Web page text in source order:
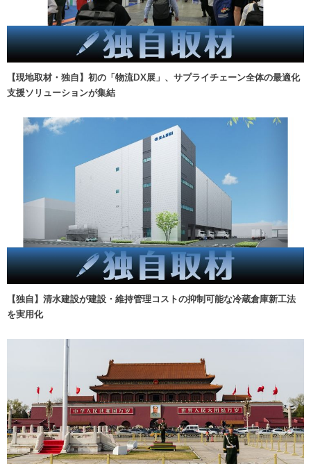
【現地取材・独自】初の「物流DX展」、サプライチェーン全体の最適化
支援ソリューションが集結
【独自】清水建設が建設・維持管理コストの抑制可能な冷蔵倉庫新工法
を実用化